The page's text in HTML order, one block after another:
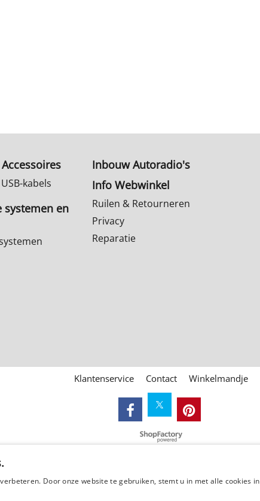
kabels
systemen en
Inbouw Autoradio's
Info Webwinkel
Ruilen & Retourneren
Privacy
Reparatie
Klantenservice Contact Winkelmandje
Webwinkel gemaakt met
ShopFactory webwinkel
software.
Door onze website te gebruiken, stemt u in met alle cookies in